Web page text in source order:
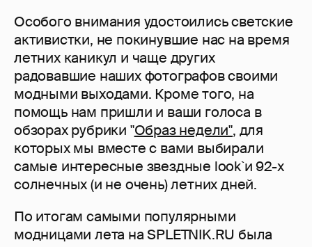
Особого внимания удостоились светские
активистки, не покинувшие нас на время
летних каникул и чаще других
радовавшие наших фотографов своими
модными выходами. Кроме того, на
помощь нам пришли и ваши голоса в
обзорах рубрики "Образ недели", для
которых мы вместе с вами выбирали
самые интересные звездные look`и 92-х
солнечных (и не очень) летних дней.
По итогам самыми популярными
модницами лета на SPLETNIK.RU была